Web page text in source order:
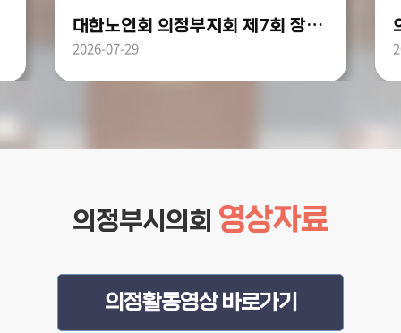
대한노인회 의정부지회 제7회 장학금 전달식
2026-07-29
의정부시의회 영상자료
의정활동영상 바로가기